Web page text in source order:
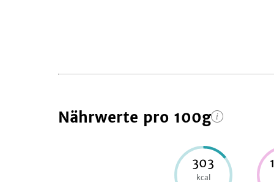
Nährwerte pro 100g
303
kcal